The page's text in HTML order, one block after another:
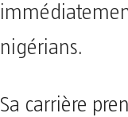
nigérians.
Sa carrière